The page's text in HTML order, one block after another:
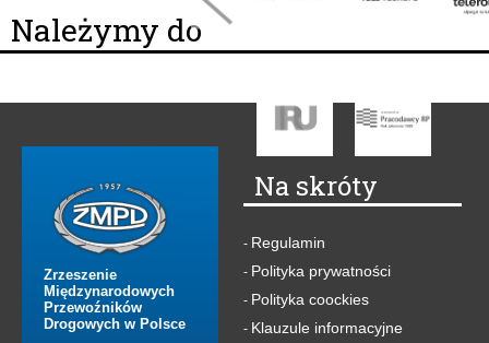
Należymy do
Zrzeszenie
Międzynarodowych
Przewoźników
Drogowych w Polsce
Na skróty
- Regulamin
- Polityka prywatności
- Polityka coockies
- Klauzule informacyjne